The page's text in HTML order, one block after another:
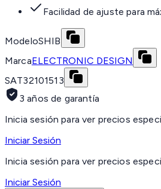
Facilidad de ajuste para
ModeloSHIB
MarcaELECTRONIC DESIGN
SAT32101513
3 años de garantía
Inicia sesión para ver precios
Iniciar Sesión
Inicia sesión para ver precios
Iniciar Sesión